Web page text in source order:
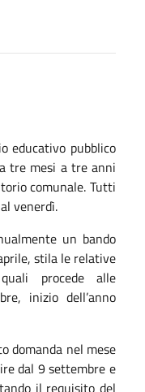
educativo pubblico
tre mesi a tre anni
comunale. Tutti
venerdì.
un bando
stila le relative
procede alle
inizio dell’anno
domanda nel mese
dal 9 settembre e
il requisito del